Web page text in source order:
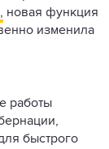
новая функция
изменила
работы
быстрого